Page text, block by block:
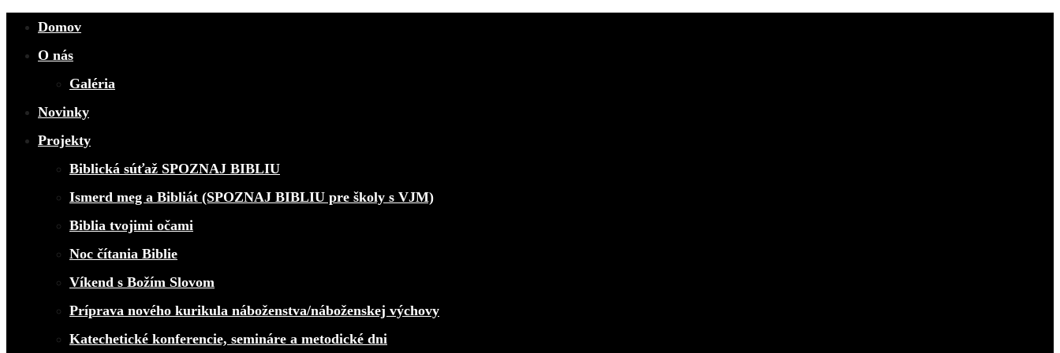
Domov
O nás
Galéria
Novinky
Projekty
Biblická súťaž SPOZNAJ BIBLIU
Ismerd meg a Bibliát (SPOZNAJ BIBLIU pre školy s VJM)
Biblia tvojimi očami
Noc čítania Biblie
Víkend s Božím Slovom
Príprava nového kurikula náboženstva/náboženskej výchovy
Katechetické konferencie, semináre a metodické dni